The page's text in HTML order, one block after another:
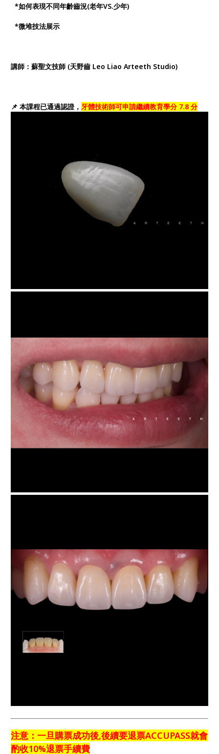
*如何表現不同年齡齒況(老年VS.少年)
*微堆技法展示
講師：蘇聖文技師 (天野齒 Leo Liao Arteeth Studio)
📌 本課程已通過認證， 牙體技術師可申請繼續教育學分 7.8 分
注意：一旦購票成功後,後續要退票ACCUPASS就會
酌收10%退票手續費